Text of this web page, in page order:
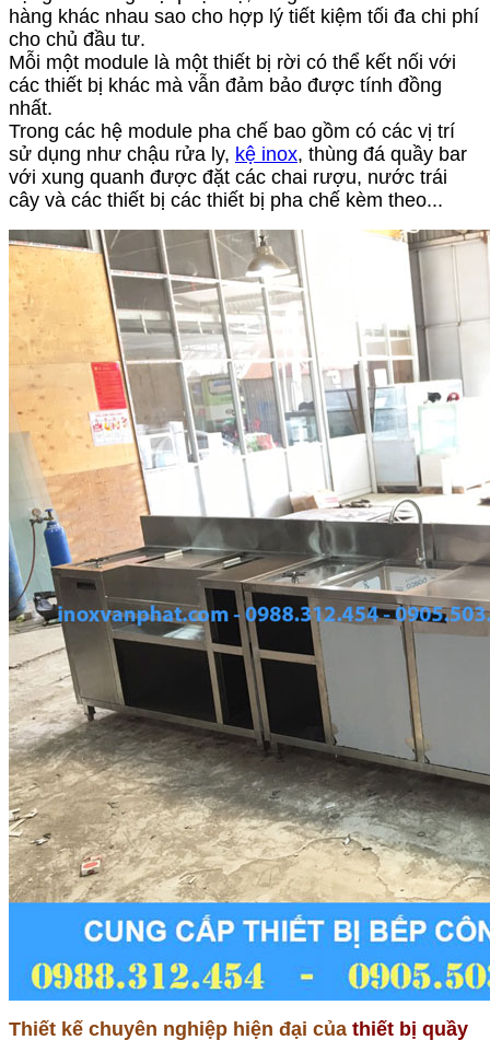
hàng khác nhau sao cho hợp lý tiết kiệm tối đa chi phí
cho chủ đầu tư.
Mỗi một module là một thiết bị rời có thể kết nối với
các thiết bị khác mà vẫn đảm bảo được tính đồng
nhất.
Trong các hệ module pha chế bao gồm có các vị trí
sử dụng như chậu rửa ly, kệ inox, thùng đá quầy bar
với xung quanh được đặt các chai rượu, nước trái
cây và các thiết bị các thiết bị pha chế kèm theo...
Thiết kế chuyên nghiệp hiện đại của thiết bị quầy